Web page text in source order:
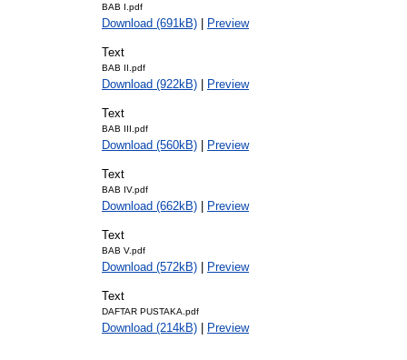
BAB I.pdf
Download (691kB) | Preview
Text
BAB II.pdf
Download (922kB) | Preview
Text
BAB III.pdf
Download (560kB) | Preview
Text
BAB IV.pdf
Download (662kB) | Preview
Text
BAB V.pdf
Download (572kB) | Preview
Text
DAFTAR PUSTAKA.pdf
Download (214kB) | Preview